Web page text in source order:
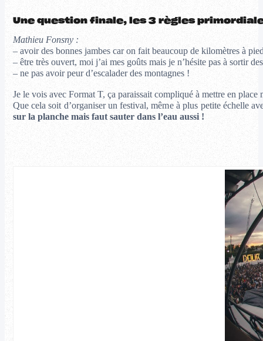
Une question finale, les 3 règles
Mathieu Fonsny :
– avoir des bonnes jambes car on fait beaucoup de kilomètres à
– être très ouvert, moi j’ai mes goûts mais je n’hésite pas à sortir
– ne pas avoir peur d’escalader des montagnes !
Je le vois avec Format T, ça paraissait compliqué à mettre en
Que cela soit d’organiser un festival, même à plus petite échelle
sur la planche mais faut sauter dans l’eau aussi !